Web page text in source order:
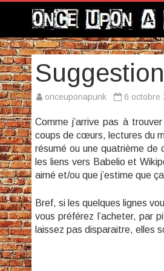
onceuponapunk 6 octobre
Comme j’arrive pas à
coups de cœurs, lectures du
résumé ou une quatrième de
les liens vers Babelio et
aimé et/ou que j’estime que
Bref, si les quelques lignes
vous préférez l’acheter, par
laissez pas disparaitre, elles